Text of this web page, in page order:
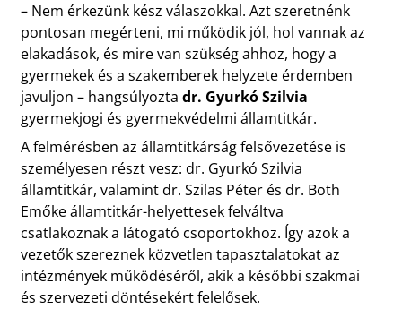
– Nem érkezünk kész válaszokkal. Azt szeretnénk
pontosan megérteni, mi működik jól, hol vannak az
elakadások, és mire van szükség ahhoz, hogy a
gyermekek és a szakemberek helyzete érdemben
javuljon – hangsúlyozta dr. Gyurkó Szilvia
gyermekjogi és gyermekvédelmi államtitkár.
A felmérésben az államtitkárság felsővezetése is
személyesen részt vesz: dr. Gyurkó Szilvia
államtitkár, valamint dr. Szilas Péter és dr. Both
Emőke államtitkár-helyettesek felváltva
csatlakoznak a látogató csoportokhoz. Így azok a
vezetők szereznek közvetlen tapasztalatokat az
intézmények működéséről, akik a későbbi szakmai
és szervezeti döntésekért felelősek.